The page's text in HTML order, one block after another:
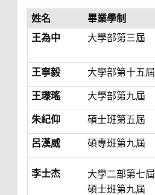
姓名 畢業學制
王為中
大學部第三屆
王寧毅
大學部第十五屆
王瓈瑤 大學部第九屆
朱紀仰 碩士班第五屆
呂漢威 碩專班第九屆
李士杰
大學二部第七屆
碩士班第九屆